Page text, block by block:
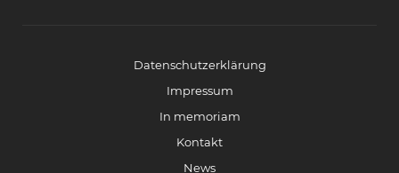
Datenschutzerklärung
Impressum
In memoriam
Kontakt
News